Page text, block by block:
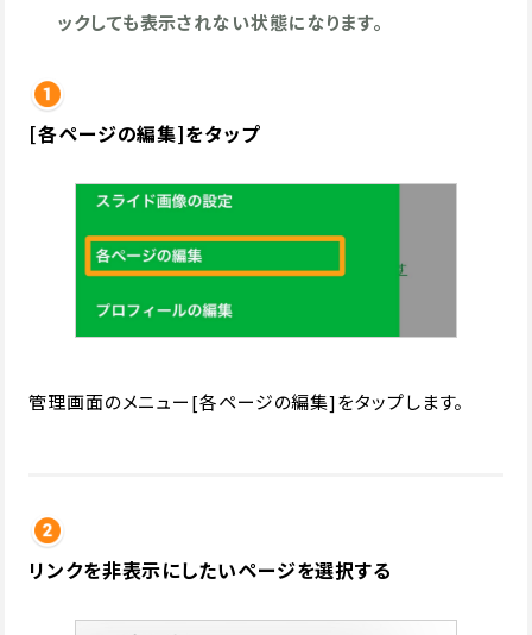
ックしても表示されない状態になります。
[各ページの編集]をタップ
管理画面のメニュー[各ページの編集]をタップします。
リンクを非表示にしたいページを選択する